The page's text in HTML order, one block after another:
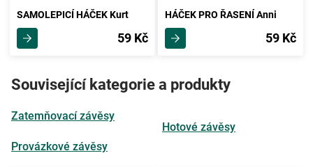
SAMOLEPICÍ HÁČEK Kurt
59 Kč
HÁČEK PRO ŘASENÍ Anni
59 Kč
Související kategorie a produkty
Zatemňovací závěsy
Provázkové závěsy
Hotové závěsy